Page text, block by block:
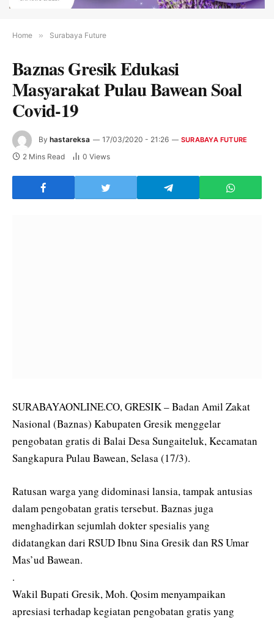
Home » Surabaya Future
Baznas Gresik Edukasi
Masyarakat Pulau Bawean Soal
Covid-19
By hastareksa 17/03/2020 - 21:26 SURABAYA FUTURE
2 Mins Read 0 Views
SURABAYAONLINE.CO, GRESIK – Badan Amil Zakat
Nasional (Baznas) Kabupaten Gresik menggelar
pengobatan gratis di Balai Desa Sungaiteluk, Kecamatan
Sangkapura Pulau Bawean, Selasa (17/3).
Ratusan warga yang didominasi lansia, tampak antusias
dalam pengobatan gratis tersebut. Baznas juga
menghadirkan sejumlah dokter spesialis yang
didatangkan dari RSUD Ibnu Sina Gresik dan RS Umar
Mas’ud Bawean.
.
Wakil Bupati Gresik, Moh. Qosim menyampaikan
apresiasi terhadap kegiatan pengobatan gratis yang